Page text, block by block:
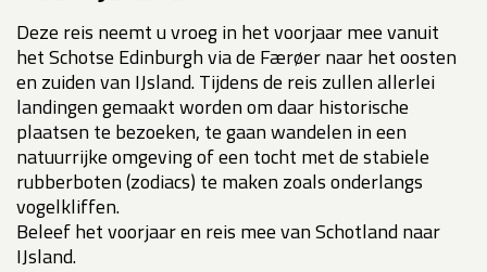
Deze reis neemt u vroeg in het voorjaar mee vanuit
het Schotse Edinburgh via de Færøer naar het oosten
en zuiden van IJsland. Tijdens de reis zullen allerlei
landingen gemaakt worden om daar historische
plaatsen te bezoeken, te gaan wandelen in een
natuurrijke omgeving of een tocht met de stabiele
rubberboten (zodiacs) te maken zoals onderlangs
vogelkliffen.
Beleef het voorjaar en reis mee van Schotland naar
IJsland.